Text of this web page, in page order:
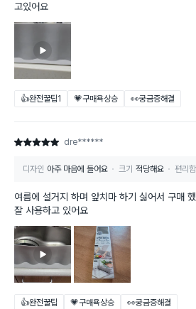
고있어요
👍완전꿀팁1 💗구매욕상승 👀궁금증해결
별점 5점 dre******
디자인 아주 마음에 들어요 크기 적당해요 편리함
여름에 설거지 하며 앞치마 하기 싫어서 구매
잘 사용하고 있어요
👍완전꿀팁 💗구매욕상승 👀궁금증해결